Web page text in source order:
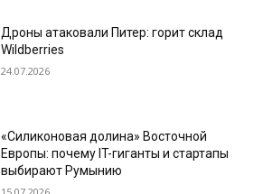
Дроны атаковали Питер: горит склад
Wildberries
24.07.2026
«Силиконовая долина» Восточной
Европы: почему IT-гиганты и стартапы
выбирают Румынию